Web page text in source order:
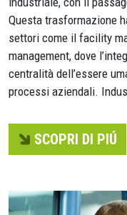
Questa trasformazione
settori come il facility
management, dove
centralità dell’essere
processi aziendali.
SCOPRI DI PIÚ